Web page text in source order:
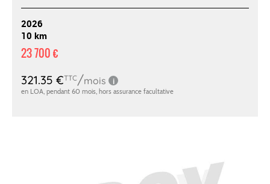
2026
10 km
23 700 €